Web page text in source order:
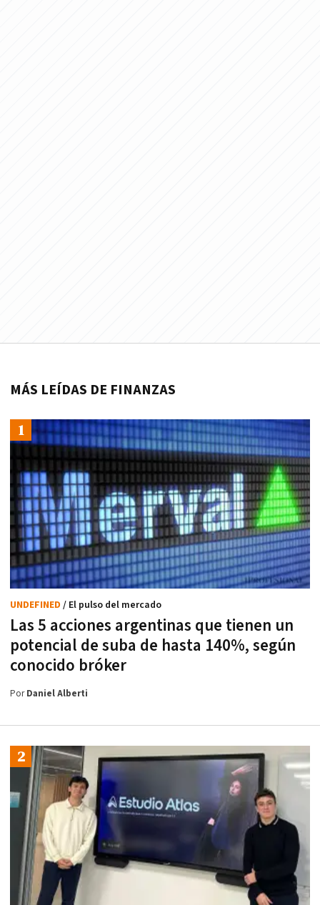
MÁS LEÍDAS DE FINANZAS
Las 5 acciones argentinas que tienen un
potencial de suba de hasta 140%, según
conocido bróker
UNDEFINED / El pulso del mercado
PorDaniel Alberti